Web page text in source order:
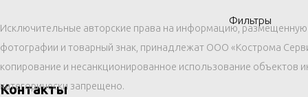
Фильтры
Контакты
Исключительные авторские права на информацию,
фотографии и товарный знак, принадлежат ООО «Кострома
копирование и несанкционированное использование объектов
категорически запрещено.